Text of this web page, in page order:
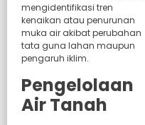
mengidentifikasi tren
kenaikan atau penurunan
muka air akibat perubahan
tata guna lahan maupun
pengaruh iklim.
Pengelolaan
Air Tanah